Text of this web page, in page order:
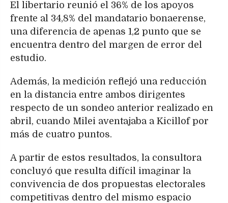
El libertario reunió el 36% de los apoyos
frente al 34,8% del mandatario bonaerense,
una diferencia de apenas 1,2 punto que se
encuentra dentro del margen de error del
estudio.
Además, la medición reflejó una reducción
en la distancia entre ambos dirigentes
respecto de un sondeo anterior realizado en
abril, cuando Milei aventajaba a Kicillof por
más de cuatro puntos.
A partir de estos resultados, la consultora
concluyó que resulta difícil imaginar la
convivencia de dos propuestas electorales
competitivas dentro del mismo espacio